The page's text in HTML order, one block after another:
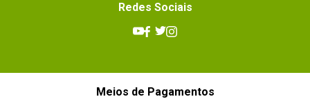
Redes Sociais
Meios de Pagamentos